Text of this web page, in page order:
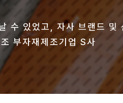
수 있었고, 자사 브랜드 및
부자재제조기업 S사
데, 전시회 참가 후 매년
브 제조기업 S사
있었고, 업계 종사자간의
화장치 제조기업 H사
어 회의를 거쳐 기술개발
조덕트 제조기업 S사
비율이 높아 상담의 질이
설비 제조기업 G사
도가 많아 훌륭한, 아주 성
배기 제조기업 S사